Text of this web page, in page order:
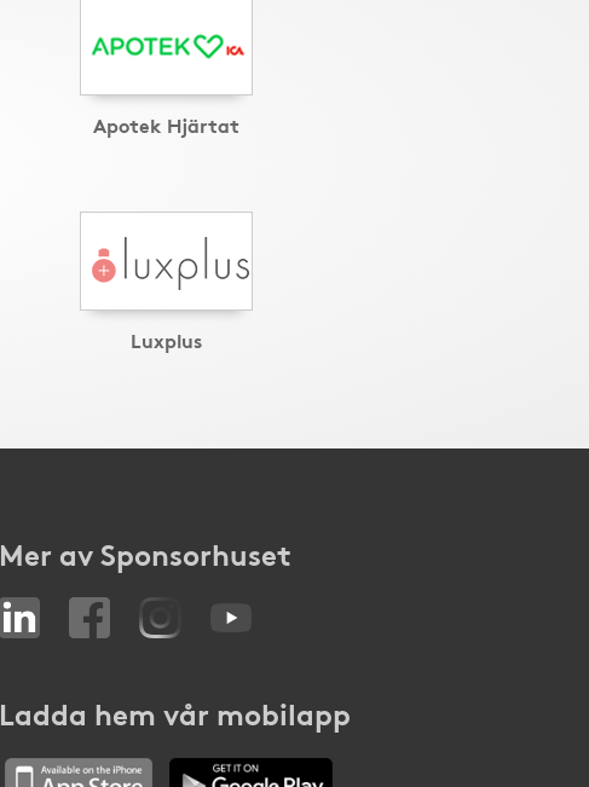
Apotek Hjärtat
Luxplus
Mer av Sponsorhuset
Ladda hem vår mobilapp